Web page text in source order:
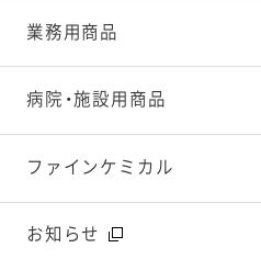
レシピランキング
レシピ動画
今日のレシピギャラリー
オープンキッチン（工場見
深谷テラス ヤサイな仲
おたのしみコンテンツ
広告ギャラリー
よくお寄せいただくご質
お客様の声を活かしまし
Qummy
キユーピーウエルネス
業務用商品
病院・施設用商品
ファインケミカル
お知らせ